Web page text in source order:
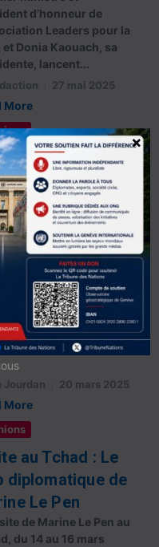
d’honneur de
Leaders pour la
et Donia Kaouach, sa
lancent...
27 mai 2025
More
Trump contre
:
d’une
annoncée
Trump est en train de
le rêve américain. Cela
que mal se terminer
Le récit fondateur
Unis, celui d'une
fière, démocratique
sur le monde,
Jourdan 20 mars 2025
More
au Tchad : Le
diplomatique de
Le Pen
de Marine Le Pen au
du 14 au 16 mars
×